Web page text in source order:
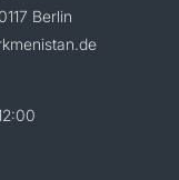
Berlin